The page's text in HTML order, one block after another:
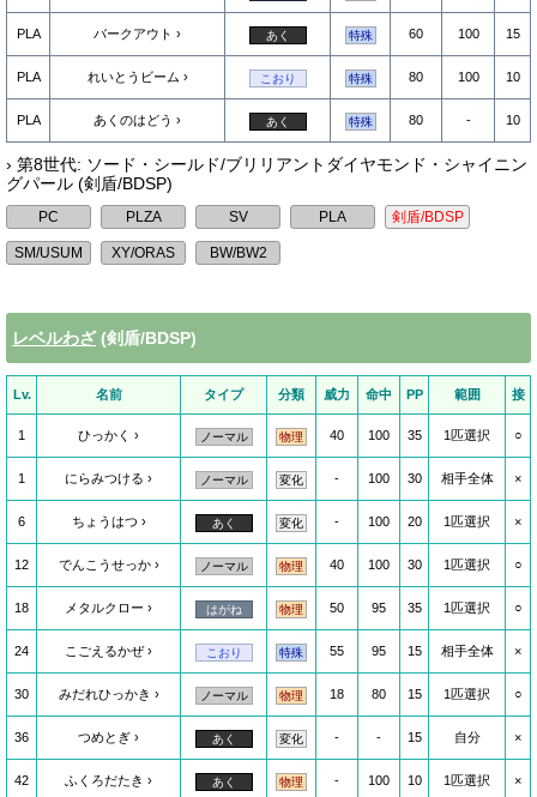
PLA バークアウト あく 特殊 60 100 15
PLA れいとうビーム こおり 特殊 80 100 10
PLA あくのはどう あく 特殊 80 - 10
› 第8世代: ソード・シールド/ブリリアントダイヤモンド・シャイニン
グパール (剣盾/BDSP)
レベルわざ(剣盾/BDSP)
Lv. 名前 タイプ 分類 威力 命中 PP 範囲 接
1 ひっかく ノーマル 物理 40 100 35 1匹選択 ○
1 にらみつける ノーマル 変化 - 100 30 相手全体 ×
6 ちょうはつ あく 変化 - 100 20 1匹選択 ×
12 でんこうせっか ノーマル 物理 40 100 30 1匹選択 ○
18 メタルクロー はがね 物理 50 95 35 1匹選択 ○
24 こごえるかぜ こおり 特殊 55 95 15 相手全体 ×
30 みだれひっかき ノーマル 物理 18 80 15 1匹選択 ○
36 つめとぎ あく 変化 - - 15 自分 ×
42 ふくろだたき あく 物理 - 100 10 1匹選択 ×